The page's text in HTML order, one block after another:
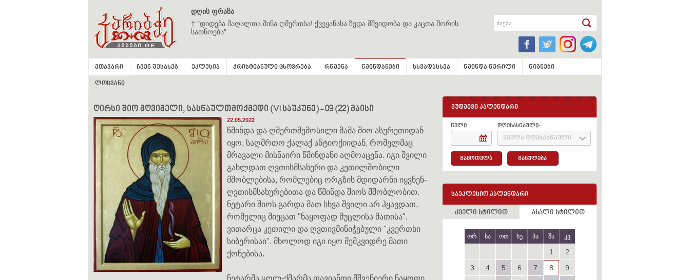
დღის ფრაზა
† "დიდება მაღალთა შინა ღმერთსა! ქვეყანასა ზედა მშვიდობა და კაცთა შორის
სათნოება".
მთავარი ჩვენ შესახებ ეკლესია ქრისტიანული ცხოვრება რწმენა წმინდანები სხვადასხვა წმინდა წერილი წიგნები
ლოცვანი
ღირსი შიო მღვიმელი, სასწაულთმოქმედი (VI საუკუნე) - 09 (22) მაისი
22.05.2022
წმინდა და ღმერთშემოსილი მამა შიო ასურეთიდან
იყო, საღმრთო ქალაქ ანტიოქიიდან, რომელმაც
მრავალი მისნაირი წმინდანი აღმოაცენა. იგი შვილი
გახლდათ ღვთისმსახური და კეთილშობილი
მშობლებისა, რომლებიც ორგზის მდიდარნი იყვნენ-
ღვთისმსახურებითა და წმინდა შიოს მშობლობით.
ნეტარი შიოს გარდა მათ სხვა შვილი არ ჰყავდათ,
რომელიც მიეცათ "ნაყოფად მუცლისა მათისა",
ვითარცა კეთილი და ღვთივმინიჭებული "კვერთხი
სიბერისაი". მხოლოდ იგი იყო მემკვიდრე მათი
ქონებისა.
ნეტარმა ცოლ-ქმარმა თავიანთი მშვენიერი ნაყოფი
მუდმივი კალენდარი
წელი დღესასწაული:
ყველა დღესასწაული
გამოთვლა განულება
საეკლესიო კალენდარი
ძველი სტილით ახალი სტილით
ორ სა ოთ ხუ პა შა კვ
1
2
3
4 5 6 7 8
9